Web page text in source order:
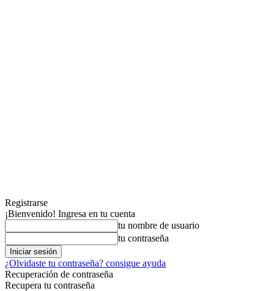
Registrarse
¡Bienvenido! Ingresa en tu cuenta
tu nombre de usuario
tu contraseña
¿Olvidaste tu contraseña? consigue ayuda
Recuperación de contraseña
Recupera tu contraseña